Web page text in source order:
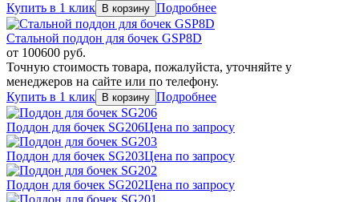
Купить в 1 клик
Подробнее
Стальной поддон для бочек GSP8D
от 100600 руб.
Точную стоимость товара, пожалуйста, уточняйте у
менеджеров на сайте или по телефону.
Купить в 1 клик
Подробнее
Поддон для бочек SG206Цена по запросу
Поддон для бочек SG203Цена по запросу
Поддон для бочек SG202Цена по запросу